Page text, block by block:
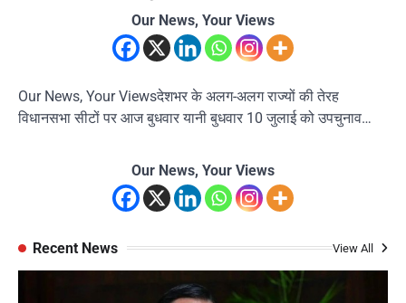
Our News, Your Views
Our News, Your Viewsदेशभर के अलग-अलग राज्यों की तेरह
विधानसभा सीटों पर आज बुधवार यानी बुधवार 10 जुलाई को उपचुनाव…
Our News, Your Views
Recent News View All